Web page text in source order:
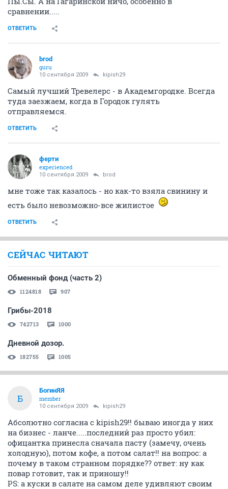
сравнении.....
ОТВЕТИТЬ
brod
guru
10 сентября 2009 kipish29
Самый лучший Тревелерс - в Академгородке. Всегда
туда заезжаем, когда в Городок гулять
отправляемся.
ОТВЕТИТЬ
ферти
experienced
10 сентября 2009 brod
мне тоже так казалось - но как-то взяла свинину и
есть было невозможно-все жилистое
ОТВЕТИТЬ
СЕЙЧАС ЧИТАЮТ
Обменный фонд (часть 2)
1124818 907
Грибы-2018
742713 1000
Дневной дозор.
182755 1005
Б
БогинЯЯ
member
10 сентября 2009 kipish29
Абсолютно согласна с kipish29!! бываю иногда у них
на бизнес - ланче.....последний раз просто убил:
офицантка принесла сначала пасту (замечу, очень
холодную), потом кофе, а потом салат!! на вопрос: а
почему в таком странном порядке?? ответ: ну как
повар готовит, так и приношу!!
PS: а куски в салате на самом деле удивляют своим